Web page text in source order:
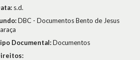
s.d.
DBC - Documentos Bento de Jesus
Documental:Documentos